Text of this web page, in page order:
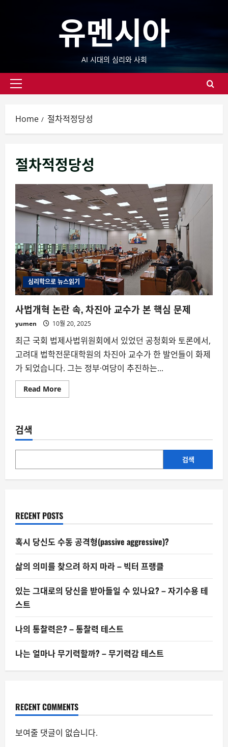
유멘시아
AI 시대의 심리와 사회
Primary
Home 절차적정당성
절차적정당성
심리학으로 뉴스읽기
사법개혁 논란 속, 차진아 교수가 본 핵심 문제
yumen 10월 20, 2025
최근 국회 법제사법위원회에서 있었던 공청회와 토론에서,
고려대 법학전문대학원의 차진아 교수가 한 발언들이 화제
가 되었습니다. 그는 정부·여당이 추진하는...
Read MoreRead
more
논
속,
진
교
핵
심
문
검색
검색
RECENT POSTS
혹시 당신도 수동 공격형(passive aggressive)?
삶의 의미를 찾으려 하지 마라 – 빅터 프랭클
있는 그대로의 당신을 받아들일 수 있나요? – 자기수용 테
스트
나의 통찰력은? – 통찰력 테스트
나는 얼마나 무기력할까? – 무기력감 테스트
RECENT COMMENTS
보여줄 댓글이 없습니다.